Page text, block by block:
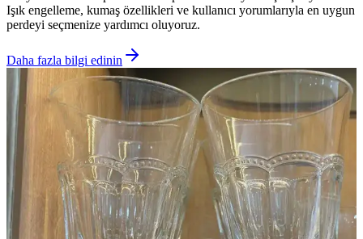
Işık engelleme, kumaş özellikleri ve kullanıcı yorumlarıyla en uygun
perdeyi seçmenize yardımcı oluyoruz.
Daha fazla bilgi edinin